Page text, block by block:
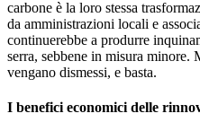
carbone è la loro stessa
da amministrazioni locali e
continuerebbe a produrre
serra, sebbene in misura
vengano dismessi, e basta.
I benefici economici delle